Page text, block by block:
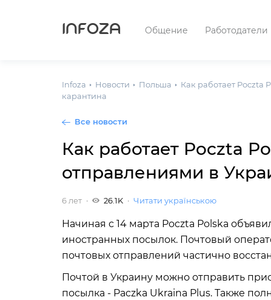
INFOZA Общение Работодатели
Infoza Новости Польша
Как работает Poczta
карантина
Все новости
Как работает Poczta
отправлениями в
6 лет 26.1K Читати українською
Начиная с 14 марта Poczta Polska
иностранных посылок. Почтовый
почтовых отправлений частично
Почтой в Украину можно отправить
посылка - Paczka Ukraina Plus. Также